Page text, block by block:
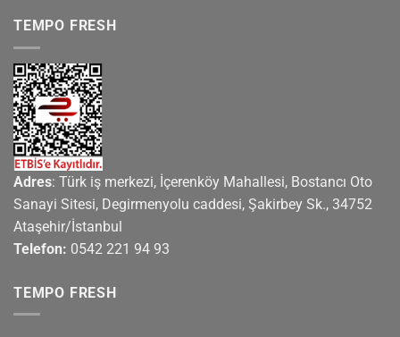
TEMPO FRESH
Adres: Türk iş merkezi, İçerenköy Mahallesi, Bostancı Oto
Sanayi Sitesi, Degirmenyolu caddesi, Şakirbey Sk., 34752
Ataşehir/İstanbul
Telefon: 0542 221 94 93
TEMPO FRESH